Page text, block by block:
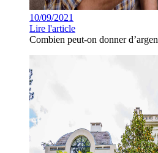
10/09/2021
Lire l'article
Combien peut-on donner